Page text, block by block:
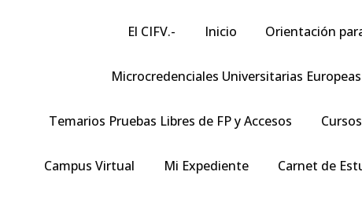
El CIFV.- Inicio Orientación
Microcredenciales Universitarias Europeas
Temarios Pruebas Libres de FP y Accesos
Campus Virtual Mi Expediente Carnet de